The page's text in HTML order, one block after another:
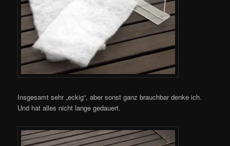
Insgesamt sehr „eckig“, aber sonst ganz brauchbar denke ich.
Und hat alles nicht lange gedauert.